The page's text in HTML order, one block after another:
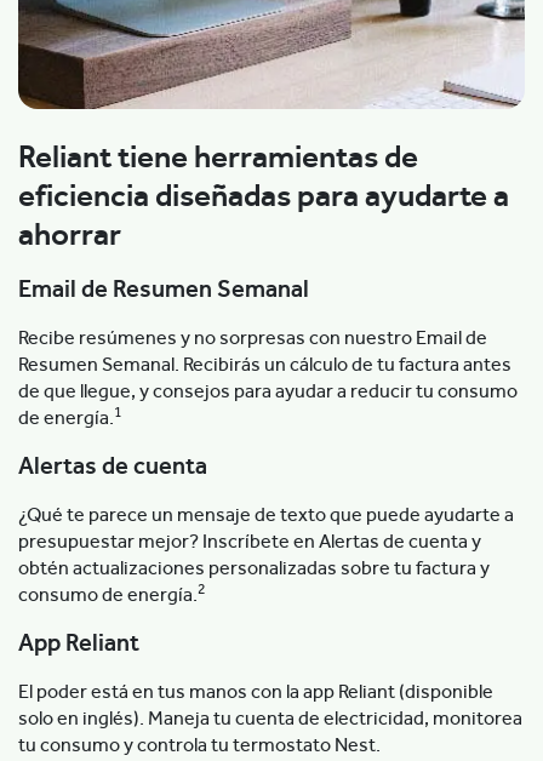
Reliant tiene herramientas de
eficiencia diseñadas para ayudarte a
ahorrar
Email de Resumen Semanal
Recibe resúmenes y no sorpresas con nuestro Email de
Resumen Semanal. Recibirás un cálculo de tu factura antes
de que llegue, y consejos para ayudar a reducir tu consumo
de energía. 1
Alertas de cuenta
¿Qué te parece un mensaje de texto que puede ayudarte a
presupuestar mejor? Inscríbete en Alertas de cuenta y
obtén actualizaciones personalizadas sobre tu factura y
consumo de energía. 2
App Reliant
El poder está en tus manos con la app Reliant (disponible
solo en inglés). Maneja tu cuenta de electricidad, monitorea
tu consumo y controla tu termostato Nest.